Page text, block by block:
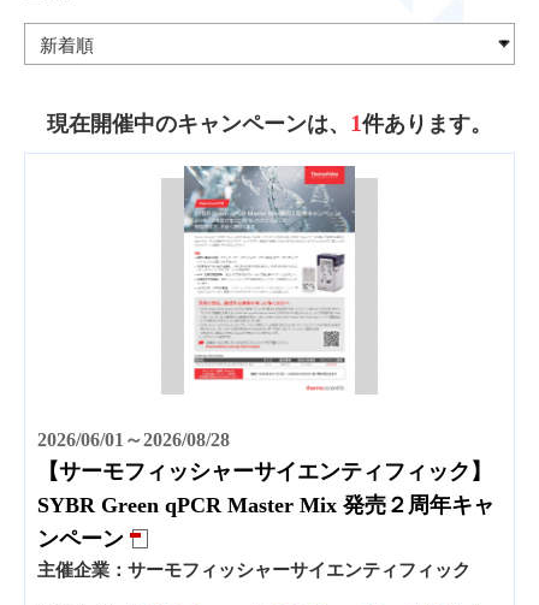
現在開催中のキャンペーンは、 1件あります。
2026/06/01～2026/08/28
【サーモフィッシャーサイエンティフィック】
SYBR Green qPCR Master Mix 発売２周年キャ
ンペーン
主催企業： サーモフィッシャーサイエンティフィック